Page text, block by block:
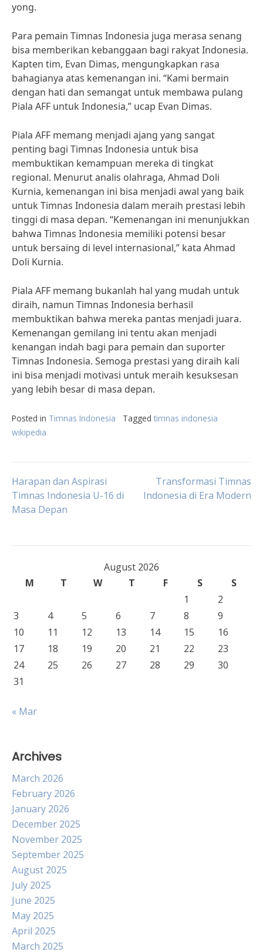
yong.
Para pemain Timnas Indonesia juga merasa senang
bisa memberikan kebanggaan bagi rakyat Indonesia.
Kapten tim, Evan Dimas, mengungkapkan rasa
bahagianya atas kemenangan ini. “Kami bermain
dengan hati dan semangat untuk membawa pulang
Piala AFF untuk Indonesia,” ucap Evan Dimas.
Piala AFF memang menjadi ajang yang sangat
penting bagi Timnas Indonesia untuk bisa
membuktikan kemampuan mereka di tingkat
regional. Menurut analis olahraga, Ahmad Doli
Kurnia, kemenangan ini bisa menjadi awal yang baik
untuk Timnas Indonesia dalam meraih prestasi lebih
tinggi di masa depan. “Kemenangan ini menunjukkan
bahwa Timnas Indonesia memiliki potensi besar
untuk bersaing di level internasional,” kata Ahmad
Doli Kurnia.
Piala AFF memang bukanlah hal yang mudah untuk
diraih, namun Timnas Indonesia berhasil
membuktikan bahwa mereka pantas menjadi juara.
Kemenangan gemilang ini tentu akan menjadi
kenangan indah bagi para pemain dan suporter
Timnas Indonesia. Semoga prestasi yang diraih kali
ini bisa menjadi motivasi untuk meraih kesuksesan
yang lebih besar di masa depan.
Posted in Timnas Indonesia Tagged timnas indonesia
wikipedia
Post
navigation
Harapan dan Aspirasi
Timnas Indonesia U-16 di
Masa Depan
Transformasi Timnas
Indonesia di Era Modern
August 2026
M
T W T F S
S
1
2
3
4 5 6 7 8
9
10
11 12 13 14 15
16
17
18 19 20 21 22
23
24
25 26 27 28 29
30
31
« Mar
Archives
March 2026
February 2026
January 2026
December 2025
November 2025
September 2025
August 2025
July 2025
June 2025
May 2025
April 2025
March 2025